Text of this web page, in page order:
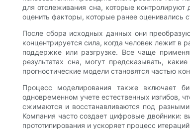
для отслеживания сна, которые
оценить факторы, которые ранее оценивались
После сбора исходных данных они
концентрируется сила, когда человек лежит
поддержке или разгрузке. Все чаще
результатах сна, могут предсказывать,
прогностические модели становятся частью
Процесс моделирования также включает
одновременном учете естественных изгибов,
сжимаются и восстанавливаются под
Компания часто создает цифровые двойники:
прототипирования и ускоряет процесс